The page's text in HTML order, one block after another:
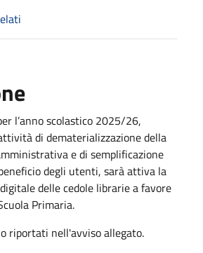
l’anno scolastico 2025/26,
di dematerializzazione della
e di semplificazione
degli utenti, sarà attiva la
delle cedole librarie a favore
Primaria.
riportati nell'avviso allegato.